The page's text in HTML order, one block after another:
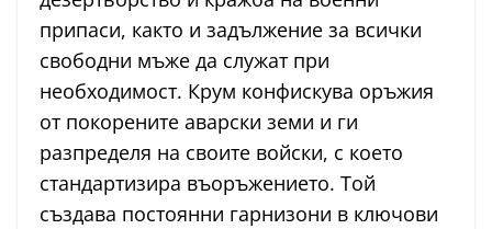
припаси, както и задължение за всички
свободни мъже да служат при
необходимост. Крум конфискува оръжия
от покорените аварски земи и ги
разпределя на своите войски, с което
стандартизира въоръжението. Той
създава постоянни гарнизони в ключови